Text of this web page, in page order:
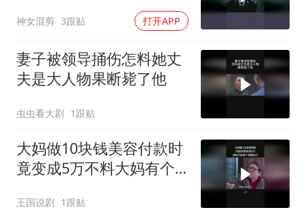
神女混剪 3跟贴 打开APP
妻子被领导捅伤怎料她丈
夫是大人物果断毙了他
虫虫看大剧 1跟贴
大妈做10块钱美容付款时
竟变成5万不料大妈有个
王国说剧 1跟贴